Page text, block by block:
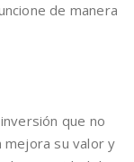
de manera
que no
su valor y